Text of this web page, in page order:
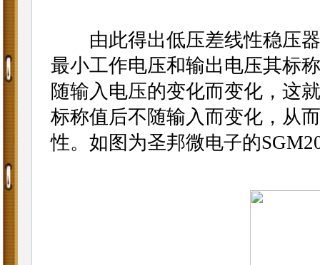
由此得出低压差线性稳压器
最小工作电压和输出电压其标
随输入电压的变化而变化，这
标称值后不随输入而变化，从
性。如图为圣邦微电子的